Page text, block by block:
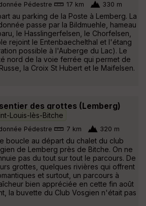
Pédestre 17 km 330 m
au parking de la Poste à Lemberg. La
passe par la Bildmuehle, hameau
le Hasslingerfelsen, le Chorfelsen,
rejoint le Entenbaechelthal et l'étang
possible à l'Auberge du Lac). Le
nord de la voie ferrée qui permet de
la Croix St Hubert et le Maifelsen.
des grottes (Lemberg)
Louis-lès-Bitche
Pédestre 7 km 320 m
boucle au départ du chalet du club
de Lemberg près de Bitche. On ne
pas du tout sur tout le parcours. De
grottes, quelques rivières qui offrent
et surtout, un parcours à
bien appréciée en cette fin août
la buvette du Club Vosgien n'était pas